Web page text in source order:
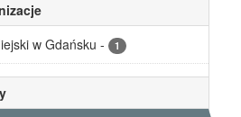
w Gdańsku - 1